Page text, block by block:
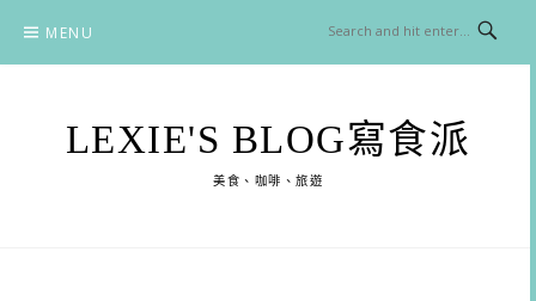
content
MENU
LEXIE'S BLOG寫食派
美食、咖啡、旅遊